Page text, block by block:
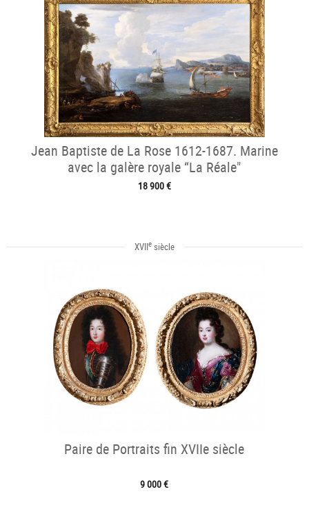
Jean Baptiste de La Rose 1612-1687. Marine
avec la galère royale “La Réale"
18 900 €
XVIIesiècle
Paire de Portraits fin XVIIe siècle
9 000 €